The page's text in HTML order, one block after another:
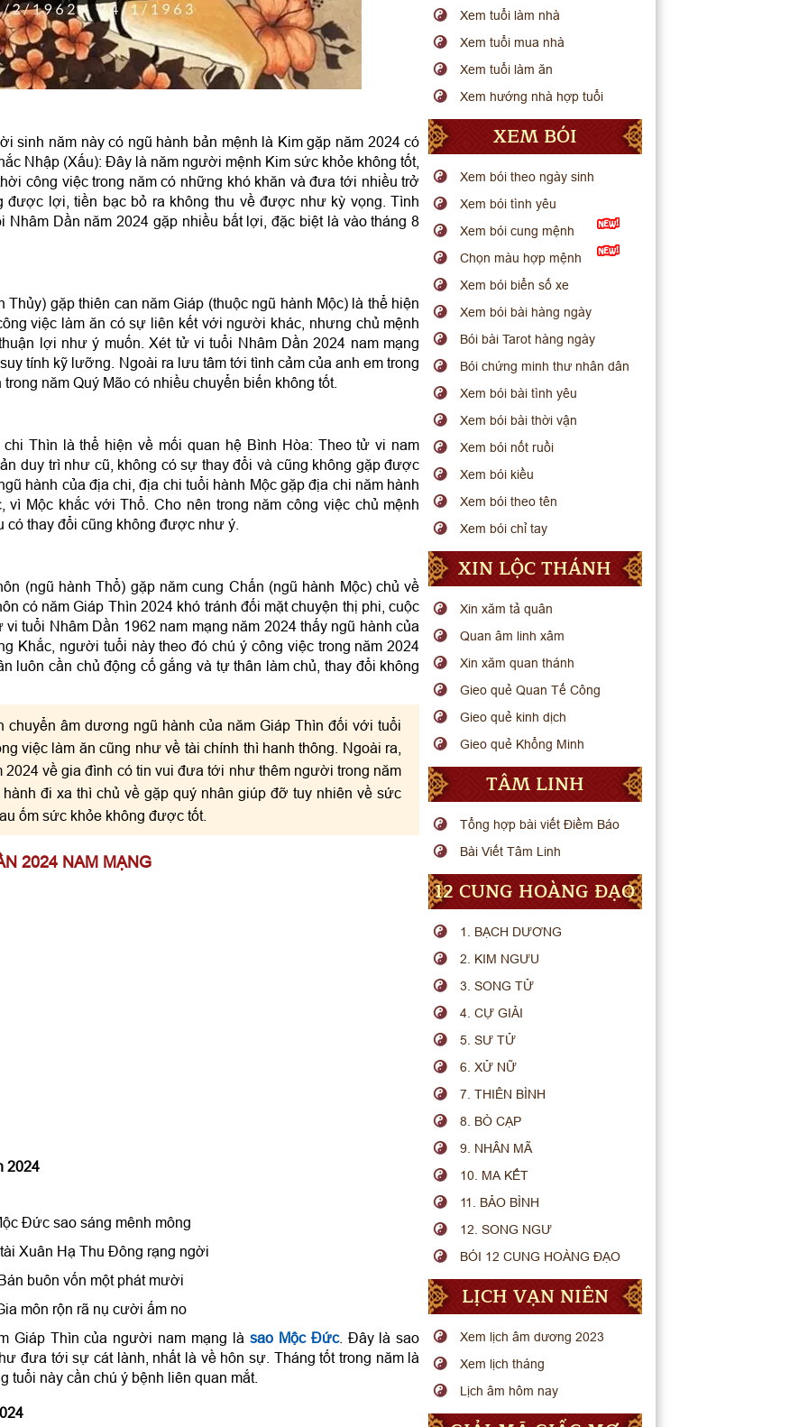
sinh năm này có ngũ hành bản mệnh là Kim gặp năm 2024 có
Nhập (Xấu): Đây là năm người mệnh Kim sức khỏe không tốt,
công việc trong năm có những khó khăn và đưa tới nhiều trở
được lợi, tiền bạc bỏ ra không thu về được như kỳ vọng. Tình
Nhâm Dần năm 2024 gặp nhiều bất lợi, đặc biệt là vào tháng 8
Thủy) gặp thiên can năm Giáp (thuộc ngũ hành Mộc) là thể hiện
việc làm ăn có sự liên kết với người khác, nhưng chủ mệnh
lợi như ý muốn. Xét tử vi tuổi Nhâm Dần 2024 nam mạng
tính kỹ lưỡng. Ngoài ra lưu tâm tới tình cảm của anh em trong
năm Quý Mão có nhiều chuyển biến không tốt.
Thìn là thể hiện về mối quan hệ Bình Hòa: Theo tử vi nam
duy trì như cũ, không có sự thay đổi và cũng không gặp được
hành của địa chi, địa chi tuổi hành Mộc gặp địa chi năm hành
Mộc khắc với Thổ. Cho nên trong năm công việc chủ mệnh
có thay đổi cũng không được như ý.
(ngũ hành Thổ) gặp năm cung Chấn (ngũ hành Mộc) chủ về
có năm Giáp Thìn 2024 khó tránh đối mặt chuyện thị phi, cuộc
tuổi Nhâm Dần 1962 nam mạng năm 2024 thấy ngũ hành của
Khắc, người tuổi này theo đó chú ý công việc trong năm 2024
luôn cần chủ động cố gắng và tự thân làm chủ, thay đổi không
âm dương ngũ hành của năm Giáp Thìn đối với tuổi
việc làm ăn cũng như về tài chính thì hanh thông. Ngoài ra,
2024 về gia đình có tin vui đưa tới như thêm người trong năm
hành đi xa thì chủ về gặp quý nhân giúp đỡ tuy nhiên về sức
ốm sức khỏe không được tốt.
2024 NAM MẠNG
2024
Đức sao sáng mênh mông
Xuân Hạ Thu Đông rạng ngời
buôn vốn một phát mười
môn rộn rã nụ cười ấm no
Giáp Thìn của người nam mạng là sao Mộc Đức. Đây là sao
đưa tới sự cát lành, nhất là về hôn sự. Tháng tốt trong năm là
tuổi này cần chú ý bệnh liên quan mắt.
Xem tuổi làm nhà
Xem tuổi mua nhà
Xem tuổi làm ăn
Xem hướng nhà hợp tuổi
XEM BÓI
Xem bói theo ngày sinh
Xem bói tình yêu
Xem bói cung mệnh
Chọn màu hợp mệnh
Xem bói biển số xe
Xem bói bài hàng ngày
Bói bài Tarot hàng ngày
Bói chứng minh thư nhân dân
Xem bói bài tình yêu
Xem bói bài thời vận
Xem bói nốt ruồi
Xem bói kiều
Xem bói theo tên
Xem bói chỉ tay
XIN LỘC THÁNH
Xin xăm tả quân
Quan âm linh xâm
Xin xăm quan thánh
Gieo quẻ Quan Tế Công
Gieo quẻ kinh dịch
Gieo quẻ Khổng Minh
TÂM LINH
Tổng hợp bài viết Điềm Báo
Bài Viết Tâm Linh
12 CUNG HOÀNG ĐẠO
1. BẠCH DƯƠNG
2. KIM NGƯU
3. SONG TỬ
4. CỰ GIẢI
5. SƯ TỬ
6. XỬ NỮ
7. THIÊN BÌNH
8. BÒ CẠP
9. NHÂN MÃ
10. MA KẾT
11. BẢO BÌNH
12. SONG NGƯ
BÓI 12 CUNG HOÀNG ĐẠO
LỊCH VẠN NIÊN
Xem lịch âm dương 2023
Xem lịch tháng
Lịch âm hôm nay